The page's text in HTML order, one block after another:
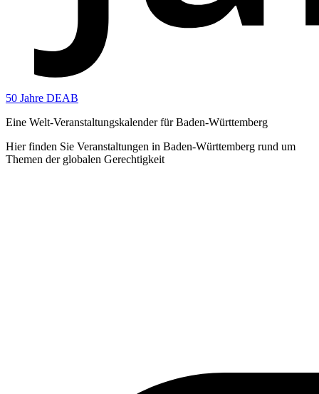
50 Jahre DEAB
Eine Welt-Veranstaltungskalender für Baden-Württemberg
Hier finden Sie Veranstaltungen in Baden-Württemberg rund um
Themen der globalen Gerechtigkeit